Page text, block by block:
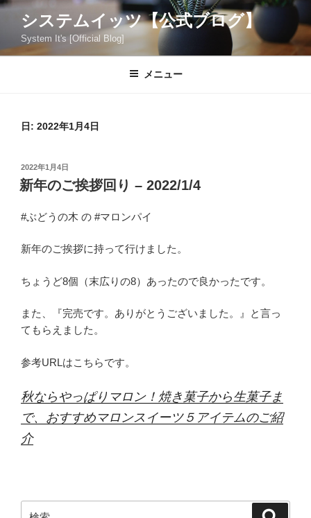
コ
ン
システムイッツ【公式ブログ】
System It's [Official Blog]
メニュー
日: 2022年1月4日
投
稿
日:
2022年1月4日
新年のご挨拶回り – 2022/1/4
#ぶどうの木 の #マロンパイ
新年のご挨拶に持って行けました。
ちょうど8個（末広りの8）あったので良かったです。
また、『完売です。ありがとうございました。』と言っ
てもらえました。
参考URLはこちらです。
秋ならやっぱりマロン！焼き菓子から生菓子ま
で、おすすめマロンスイーツ５アイテムのご紹
介